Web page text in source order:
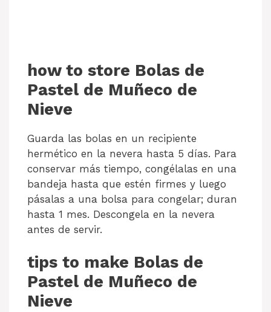
how to store Bolas de
Pastel de Muñeco de
Nieve
Guarda las bolas en un recipiente
hermético en la nevera hasta 5 días. Para
conservar más tiempo, congélalas en una
bandeja hasta que estén firmes y luego
pásalas a una bolsa para congelar; duran
hasta 1 mes. Descongela en la nevera
antes de servir.
tips to make Bolas de
Pastel de Muñeco de
Nieve